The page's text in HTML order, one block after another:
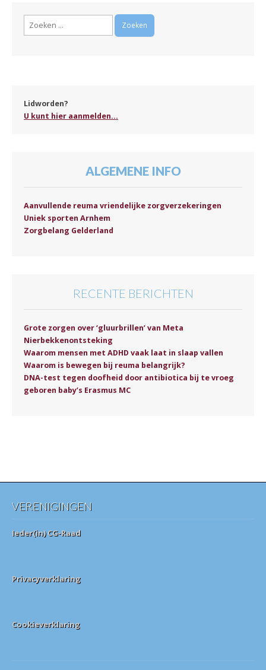
Zoeken
Lidworden?
U kunt hier aanmelden...
ALGEMENE INFO
Aanvullende reuma vriendelijke zorgverzekeringen
Uniek sporten Arnhem
Zorgbelang Gelderland
RECENTE BERICHTEN
Grote zorgen over ‘gluurbrillen’ van Meta
Nierbekkenontsteking
Waarom mensen met ADHD vaak laat in slaap vallen
Waarom is bewegen bij reuma belangrijk?
DNA-test tegen doofheid door antibiotica bij te vroeg
geboren baby’s Erasmus MC
VERENIGINGEN
Ieder(in) CG-Raad
Privacyverklaring
Cookieverklaring